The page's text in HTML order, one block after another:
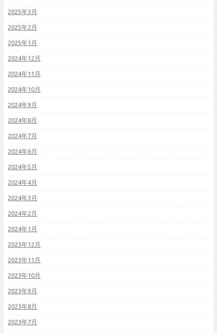
2025年3月
2025年2月
2025年1月
2024年12月
2024年11月
2024年10月
2024年9月
2024年8月
2024年7月
2024年6月
2024年5月
2024年4月
2024年3月
2024年2月
2024年1月
2023年12月
2023年11月
2023年10月
2023年9月
2023年8月
2023年7月